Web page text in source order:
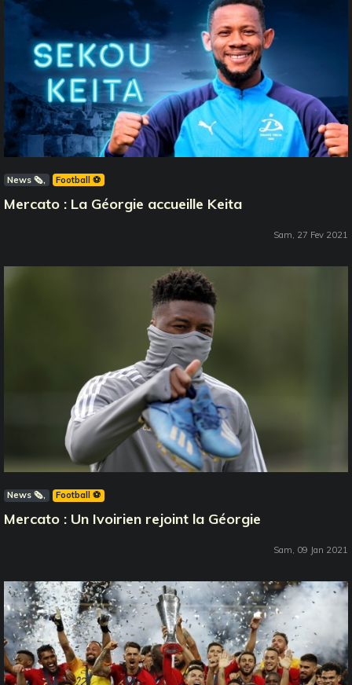
News 🗞️ Football ⚽️
Mercato : La Géorgie accueille Keita
Sam, 27 Fev 2021
News 🗞️ Football ⚽️
Mercato : Un Ivoirien rejoint la Géorgie
Sam, 09 Jan 2021